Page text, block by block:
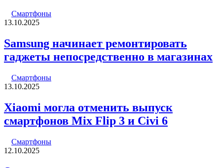
Смартфоны
13.10.2025
Samsung начинает ремонтировать
гаджеты непосредственно в магазинах
Смартфоны
13.10.2025
Xiaomi могла отменить выпуск
смартфонов Mix Flip 3 и Civi 6
Смартфоны
12.10.2025